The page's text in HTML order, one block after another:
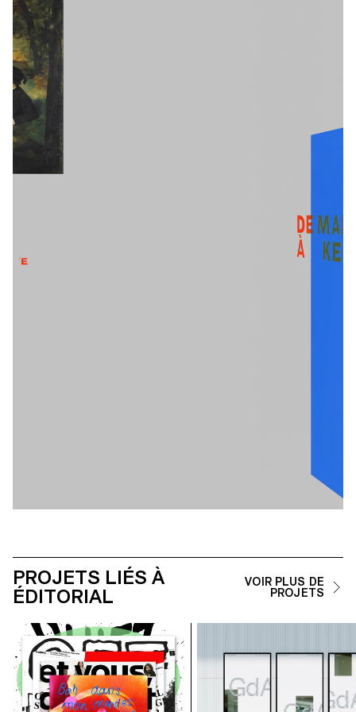
PROJETS LIÉS À
ÉDITORIAL
VOIR PLUS DE
PROJETS